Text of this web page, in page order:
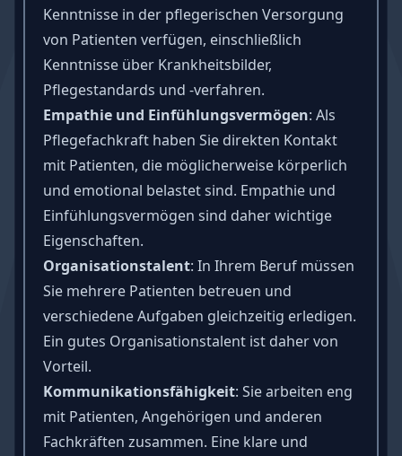
Kenntnisse in der pflegerischen Versorgung
von Patienten verfügen, einschließlich
Kenntnisse über Krankheitsbilder,
Pflegestandards und -verfahren.
Empathieund Einfühlungsvermögen: Als
Pflegefachkraft haben Sie direkten Kontakt
mit Patienten, die möglicherweise körperlich
und emotional belastet sind. Empathie und
Einfühlungsvermögen sind daher wichtige
Eigenschaften.
Organisationstalent: In Ihrem Beruf müssen
Sie mehrere Patienten betreuen und
verschiedene Aufgaben gleichzeitig erledigen.
Ein gutes Organisationstalent ist daher von
Vorteil.
Kommunikationsfähigkeit: Sie arbeiten eng
mit Patienten, Angehörigen und anderen
Fachkräften zusammen. Eine klare und